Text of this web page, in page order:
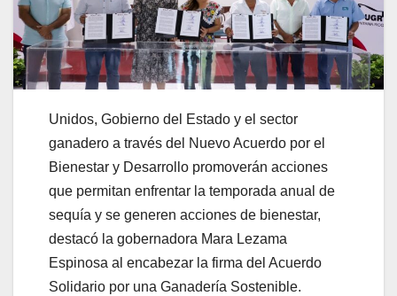
Unidos, Gobierno del Estado y el sector
ganadero a través del Nuevo Acuerdo por el
Bienestar y Desarrollo promoverán acciones
que permitan enfrentar la temporada anual de
sequía y se generen acciones de bienestar,
destacó la gobernadora Mara Lezama
Espinosa al encabezar la firma del Acuerdo
Solidario por una Ganadería Sostenible.